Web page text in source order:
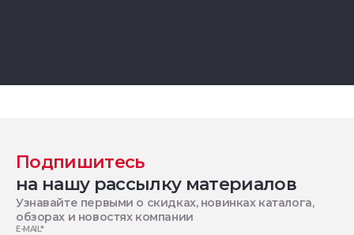
Подпишитесь
на нашу рассылку материалов
Узнавайте первыми о скидках, новинках каталога,
обзорах и новостях компании
E-MAIL*